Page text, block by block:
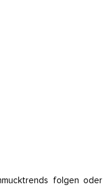
folgen oder